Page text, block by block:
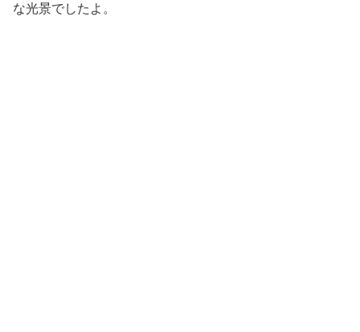
な光景でしたよ。